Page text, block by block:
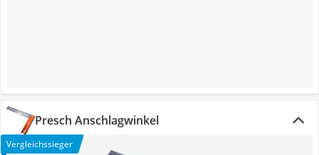
Presch Anschlagwinkel
Vergleichssieger